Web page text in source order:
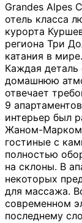
Grandes Alpes
отель класса
курорта
региона Три
катания в мире.
Каждая деталь
домашнюю
отвечает
9
интерьер был
Жаном-Марком
гостиные с
полностью
на склоны. В
некоторых
для массажа.
современном
последнему